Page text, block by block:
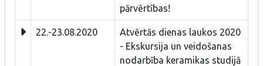
pārvērtības!
22.-23.08.2020
Atvērtās dienas laukos 2020
- Ekskursija un veidošanas
nodarbība keramikas studijā